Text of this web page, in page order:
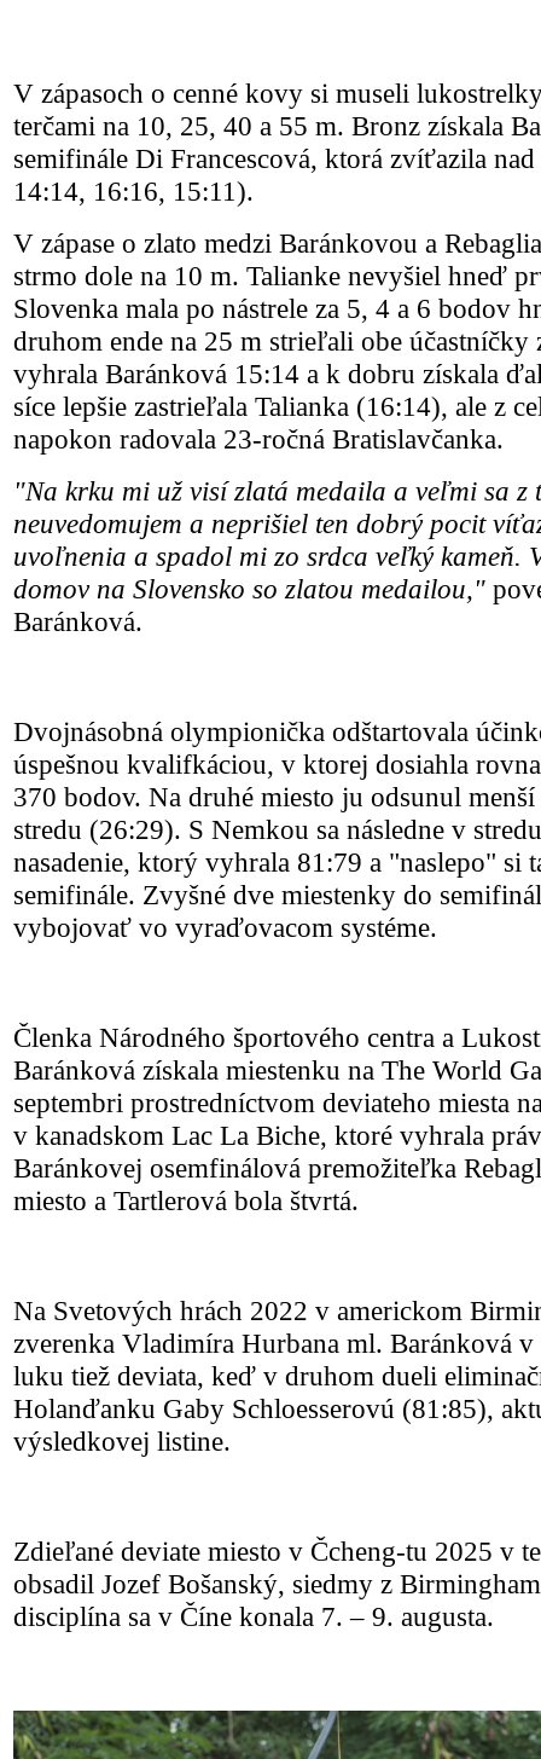
V zápasoch o cenné kovy si museli
terčami na 10, 25, 40 a 55 m. Bronz získala
semifinále Di Francescová, ktorá zvíťazila
14:14, 16:16, 15:11).
V zápase o zlato medzi Baránkovou a
strmo dole na 10 m. Talianke nevyšiel hneď
Slovenka mala po nástrele za 5, 4 a 6 bodov
druhom ende na 25 m strieľali obe účastníčky
vyhrala Baránková 15:14 a k dobru získala
síce lepšie zastrieľala Talianka (16:14), ale z
napokon radovala 23-ročná Bratislavčanka.
"Na krku mi už visí zlatá medaila a veľmi sa z
neuvedomujem a neprišiel ten dobrý pocit
uvoľnenia a spadol mi zo srdca veľký kameň.
domov na Slovensko so zlatou medailou,"
Baránková.
Dvojnásobná olympionička odštartovala
úspešnou kvalifkáciou, v ktorej dosiahla
370 bodov. Na druhé miesto ju odsunul
stredu (26:29). S Nemkou sa následne v
nasadenie, ktorý vyhrala 81:79 a "naslepo" si
semifinále. Zvyšné dve miestenky do
vybojovať vo vyraďovacom systéme.
Členka Národného športového centra a
Baránková získala miestenku na The World
septembri prostredníctvom deviateho miesta
v kanadskom Lac La Biche, ktoré vyhrala
Baránkovej osemfinálová premožiteľka
miesto a Tartlerová bola štvrtá.
Na Svetových hrách 2022 v americkom
zverenka Vladimíra Hurbana ml. Baránková
luku tiež deviata, keď v druhom dueli
Holanďanku Gaby Schloesserovú (81:85),
výsledkovej listine.
Zdieľané deviate miesto v Čcheng-tu 2025 v
obsadil Jozef Bošanský, siedmy z
disciplína sa v Číne konala 7. – 9. augusta.